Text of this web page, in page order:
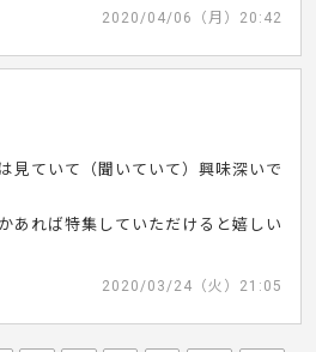
2020/04/06（月）20:42
見ていて（聞いていて）興味深いで
あれば特集していただけると嬉しい
2020/03/24（火）21:05